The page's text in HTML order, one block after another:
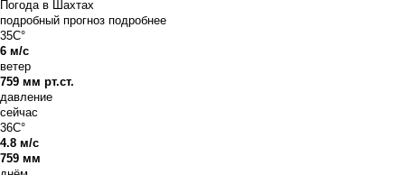
Погода в Шахтах
подробный прогноз подробнее
35C°
6 м/с
ветер
759 мм рт.ст.
давление
сейчас
36C°
4.8 м/с
759 мм